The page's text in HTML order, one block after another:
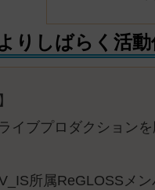
りしばらく活
イブプロダクション
所属ReGLOSSメ